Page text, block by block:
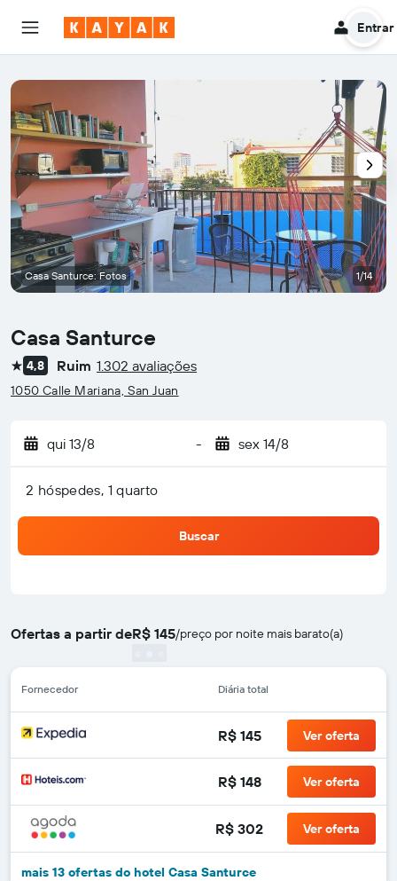
Entrar
Casa Santurce
1 estrela
4,8 Ruim 1.302 avaliações
1050 Calle Mariana, San Juan
qui 13/8 - sex 14/8
2 hóspedes, 1 quarto
Buscar
Ofertas a partir deR$ 145/preço por noite mais barato(a)
Fornecedor Diária total
R$ 145 Ver oferta
R$ 148 Ver oferta
R$ 302 Ver oferta
mais 13 ofertas do hotel Casa Santurce
Casa Santurce: Fotos 1/14